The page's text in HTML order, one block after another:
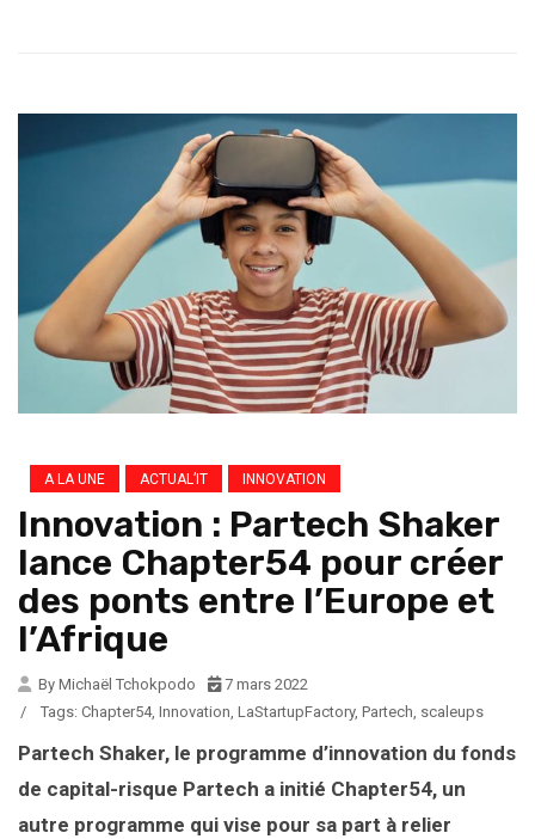
A LA UNE ACTUAL’IT INNOVATION
Innovation : Partech Shaker
lance Chapter54 pour créer
des ponts entre l’Europe et
l’Afrique
By Michaël Tchokpodo
7 mars 2022
/
Tags: Chapter54, Innovation, LaStartupFactory, Partech, scaleups
Partech Shaker, le programme d’innovation du fonds
de capital-risque Partech a initié Chapter54, un
autre programme qui vise pour sa part à relier